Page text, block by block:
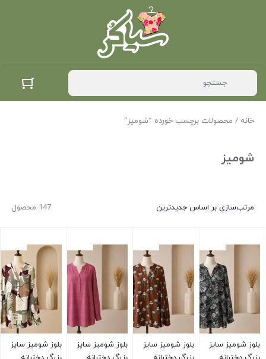
خانه / محصولات برچسب خورده “شومیز”
شومیز
147 محصول مرتب‌سازی بر اساس جدیدترین
بلوز شومیز سایز
بلوز شومیز سایز
بلوز شومیز سایز
بلوز شومیز سایز